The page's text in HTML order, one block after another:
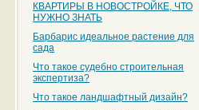
КВАРТИРЫ В НОВОСТРОЙКЕ, ЧТО
НУЖНО ЗНАТЬ
Барбарис идеальное растение для
сада
Что такое судебно строительная
экспертиза?
Что такое ландшафтный дизайн?